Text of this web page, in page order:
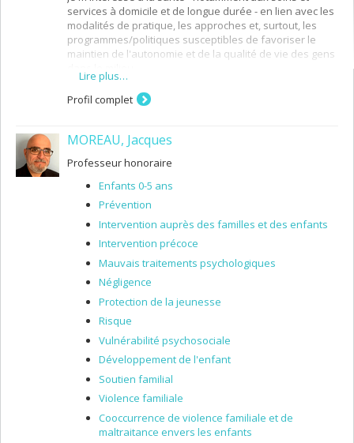
services à domicile et de longue durée - en lien avec les
modalités de pratique, les approches et, surtout, les
programmes/politiques susceptibles de favoriser le
maintien de l'autonomie et de la qualité de vie des gens
Je travaille depuis plusieurs années, à :
l'évaluation des organismes et services du
secteur,
l'analyse des liens entre l'aide familiale et les
réseaux locaux de services et
l'étude des politiques relatives aux soins dans la
communauté.
Je mène aussi des recherches comparatives,
interprovinciales ou avec des pays européens et dans
Lire plus…
Profil complet
MOREAU, Jacques
Professeur honoraire
Enfants 0-5 ans
Prévention
Intervention auprès des familles et des enfants
Intervention précoce
Mauvais traitements psychologiques
Négligence
Protection de la jeunesse
Risque
Vulnérabilité psychosociale
Développement de l'enfant
Soutien familial
Violence familiale
Cooccurrence de violence familiale et de
maltraitance envers les enfants